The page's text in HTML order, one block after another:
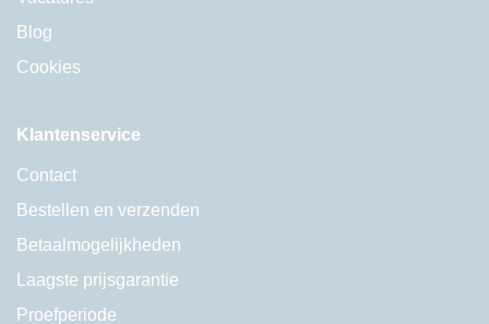
Blog
Cookies
Klantenservice
Contact
Bestellen en verzenden
Betaalmogelijkheden
Laagste prijsgarantie
Proefperiode